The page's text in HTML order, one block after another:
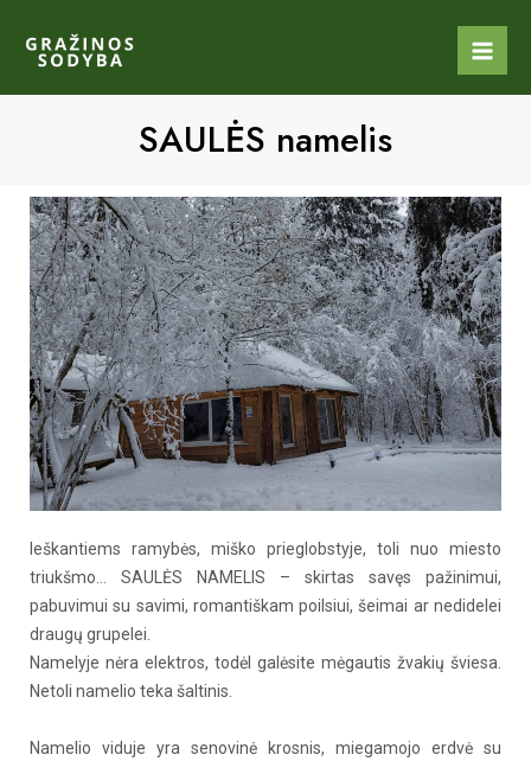
SAULĖS namelis
Ieškantiems ramybės, miško prieglobstyje, toli nuo miesto
triukšmo… SAULĖS NAMELIS – skirtas savęs pažinimui,
pabuvimui su savimi, romantiškam poilsiui, šeimai ar nedidelei
draugų grupelei.
Namelyje nėra elektros, todėl galėsite mėgautis žvakių šviesa.
Netoli namelio teka šaltinis.
Namelio viduje yra senovinė krosnis, miegamojo erdvė su